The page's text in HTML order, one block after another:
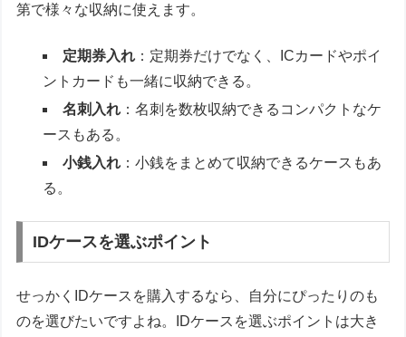
第で様々な収納に使えます。
定期券入れ ：定期券だけでなく、ICカードやポイ
ントカードも一緒に収納できる。
名刺入れ ：名刺を数枚収納できるコンパクトなケ
ースもある。
小銭入れ ：小銭をまとめて収納できるケースもあ
る。
IDケースを選ぶポイント
せっかくIDケースを購入するなら、自分にぴったりのも
のを選びたいですよね。IDケースを選ぶポイントは大き